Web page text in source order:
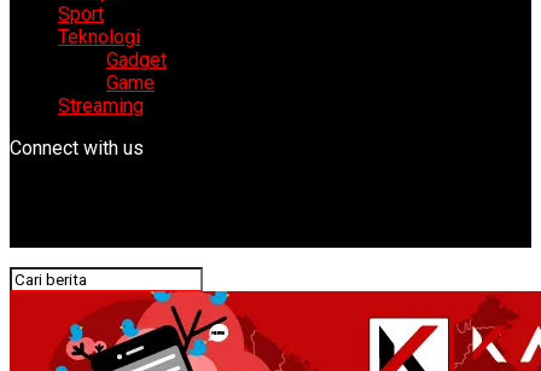
Sport
Teknologi
Gadget
Game
Streaming
Connect with us